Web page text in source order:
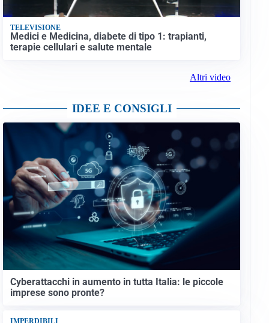
TELEVISIONE
Medici e Medicina, diabete di tipo 1: trapianti,
terapie cellulari e salute mentale
Altri video
IDEE E CONSIGLI
Cyberattacchi in aumento in tutta Italia: le piccole
imprese sono pronte?
IMPERDIBILI